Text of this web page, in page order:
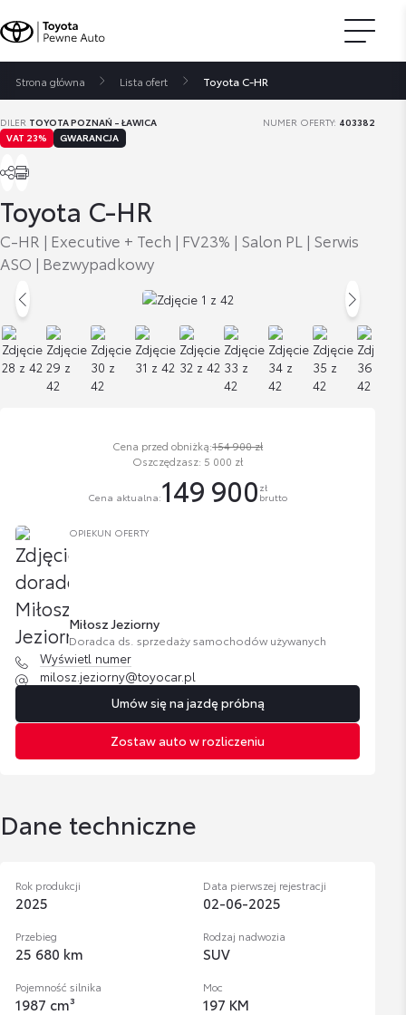
Strona główna Lista ofert Toyota C-HR
Toyota C-HR
C-HR | Executive + Tech | FV23% | Salon PL | Serwis
ASO | Bezwypadkowy
VAT 23% GWARANCJA
DILER TOYOTA POZNAŃ - ŁAWICA NUMER OFERTY: 403382
OPIEKUN OFERTY
Miłosz Jeziorny
Doradca ds. sprzedaży samochodów używanych
Wyświetl numer
milosz.jeziorny@toyocar.pl
Umów się na jazdę próbną
Cena przed obniżką:154 900 zł
Oszczędzasz: 5 000 zł
Cena aktualna:149 900 zł
brutto
Zostaw auto w rozliczeniu
Dane techniczne
Rok produkcji
2025
Data pierwszej rejestracji
02-06-2025
Przebieg
25 680 km
Rodzaj nadwozia
SUV
Pojemność silnika
1987 cm³
Moc
197 KM